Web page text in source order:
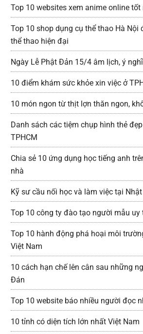
Top 10 websites xem anime online
Top 10 shop dụng cụ thể thao Hà Nội
thể thao hiện đại
Ngày Lễ Phật Đản 15/4 âm lịch, ý
10 điểm khám sức khỏe xin việc ở
10 món ngon từ thịt lợn thăn ngon,
Danh sách các tiệm chụp hình thẻ
TPHCM
Chia sẻ 10 ứng dụng học tiếng anh
nhà
Kỹ sư cầu nối học và làm việc tại Nhật
Top 10 công ty đào tạo người mẫu uy
Top 10 hành động phá hoại môi
Việt Nam
10 cách hạn chế lên cân sau những
Đán
Top 10 website báo nhiều người đọc
10 tỉnh có diện tích lớn nhất Việt Nam